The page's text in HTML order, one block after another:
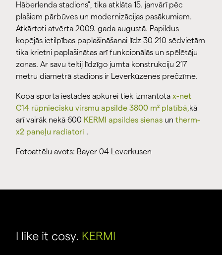
Hāberlenda stadions", tika atklāta 15. janvārī pēc
plašiem pārbūves un modernizācijas pasākumiem.
Atkārtoti atvērta 2009. gada augustā. Papildus
kopējās ietilpības paplašināšanai līdz 30 210 sēdvietām
tika krietni paplašinātas arī funkcionālās un spēlētāju
zonas. Ar savu teltij līdzīgo jumta konstrukciju 217
metru diametrā stadions ir Leverkūzenes prečzīme.
Kopā sporta iestādes apkurei tiek izmantota x-net
C14 rūpniecisku virsmu apsilde 3800 m² platībā,kā
arī vairāk nekā 600 KERMI apsildes sienas un therm-
x2 paneļu radiatori .
Fotoattēlu avots: Bayer 04 Leverkusen
I like it cosy. KERMI